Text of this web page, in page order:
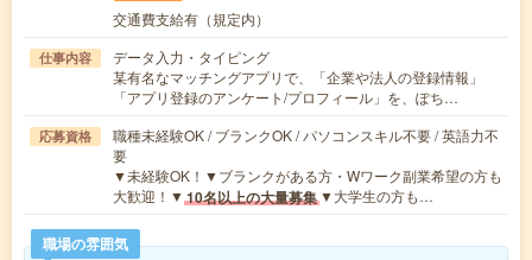
交通費支給有（規定内）
仕事内容
データ入力・タイピング
某有名なマッチングアプリで、「企業や法人の登録情報」
「アプリ登録のアンケート/プロフィール」を、ぽち…
応募資格
職種未経験OK / ブランクOK / パソコンスキル不要 / 英語力不
要
▼未経験OK！▼ブランクがある方・Wワーク副業希望の方も
大歓迎！▼ 10名以上の大量募集 ▼大学生の方も…
職場の雰囲気